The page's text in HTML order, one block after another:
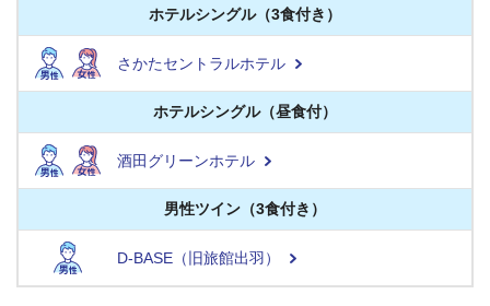
ホテルシングル（3食付き）
さかたセントラルホテル
ホテルシングル（昼食付）
酒田グリーンホテル
男性ツイン（3食付き）
D-BASE（旧旅館出羽）